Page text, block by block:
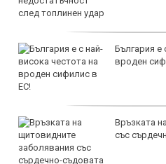
България е
вроден
Връзката
със